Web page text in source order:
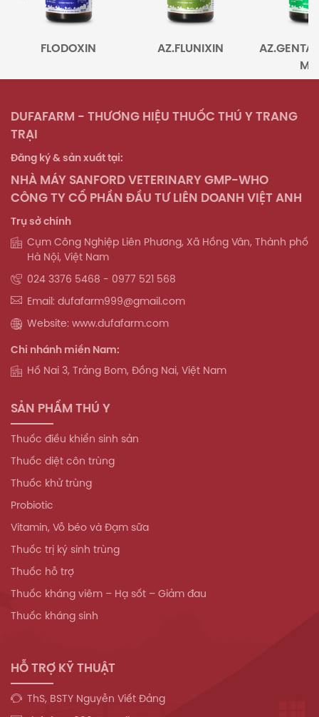
FLODOXIN AZ.FLUNIXIN
DUFAFARM - THƯƠNG HIỆU THUỐC THÚ Y TRANG
TRẠI
Đăng ký & sản xuất tại:
NHÀ MÁY SANFORD VETERINARY GMP-WHO
CÔNG TY CỔ PHẦN ĐẦU TƯ LIÊN DOANH VIỆT ANH
Trụ sở chính
Cụm Công Nghiệp Liên Phương, Xã Hồng Vân, Thành phố
Hà Nội, Việt Nam
024 3376 5468 - 0977 521 568
Email: dufafarm999@gmail.com
Website: www.dufafarm.com
Chi nhánh miền Nam:
Hố Nai 3, Trảng Bom, Đồng Nai, Việt Nam
SẢN PHẨM THÚ Y
Thuốc điều khiển sinh sản
Thuốc diệt côn trùng
Thuốc khử trùng
Probiotic
Vitamin, Vỗ béo và Đạm sữa
Thuốc trị ký sinh trùng
Thuốc hỗ trợ
Thuốc kháng viêm – Hạ sốt – Giảm đau
Thuốc kháng sinh
HỖ TRỢ KỸ THUẬT
ThS, BSTY Nguyễn Viết Đảng